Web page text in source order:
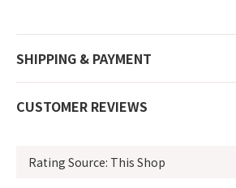
SHIPPING & PAYMENT
CUSTOMER REVIEWS